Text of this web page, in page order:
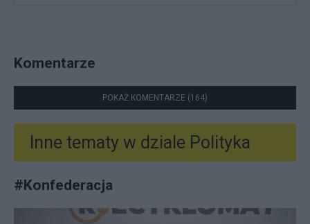
Komentarze
POKAŻ KOMENTARZE (164)
Inne tematy w dziale Polityka
#Konfederacja